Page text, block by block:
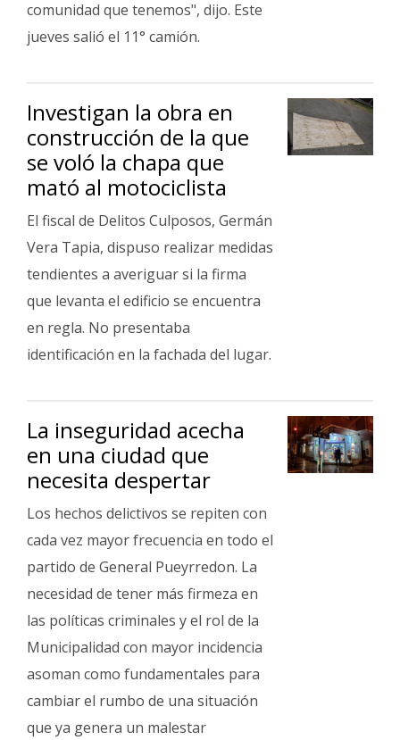
comunidad que tenemos", dijo. Este
jueves salió el 11° camión.
Investigan la obra en
construcción de la que
se voló la chapa que
mató al motociclista
El fiscal de Delitos Culposos, Germán
Vera Tapia, dispuso realizar medidas
tendientes a averiguar si la firma
que levanta el edificio se encuentra
en regla. No presentaba
identificación en la fachada del lugar.
La inseguridad acecha
en una ciudad que
necesita despertar
Los hechos delictivos se repiten con
cada vez mayor frecuencia en todo el
partido de General Pueyrredon. La
necesidad de tener más firmeza en
las políticas criminales y el rol de la
Municipalidad con mayor incidencia
asoman como fundamentales para
cambiar el rumbo de una situación
que ya genera un malestar